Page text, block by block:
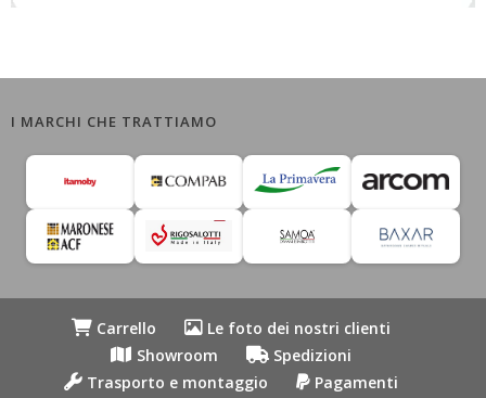
I MARCHI CHE TRATTIAMO
Carrello
Le foto dei nostri clienti
Showroom
Spedizioni
Trasporto e montaggio
Pagamenti